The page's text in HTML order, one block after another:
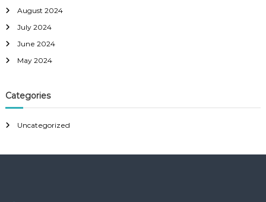
August 2024
July 2024
June 2024
May 2024
Categories
Uncategorized